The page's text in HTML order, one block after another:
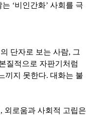
‘비인간화’ 사회를 극
단자로 보는 사람, 그
질적으로 자판기처럼
끼지 못한다. 대화는 불
외로움과 사회적 고립은